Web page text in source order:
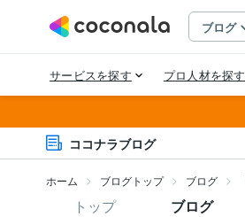
ココナラブログ
ホーム ブログトップ ブログ
トップ ブログ